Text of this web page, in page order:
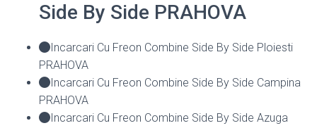
Side By Side PRAHOVA
Incarcari Cu Freon Combine Side By Side Ploiesti
PRAHOVA
Incarcari Cu Freon Combine Side By Side Campina
PRAHOVA
Incarcari Cu Freon Combine Side By Side Azuga